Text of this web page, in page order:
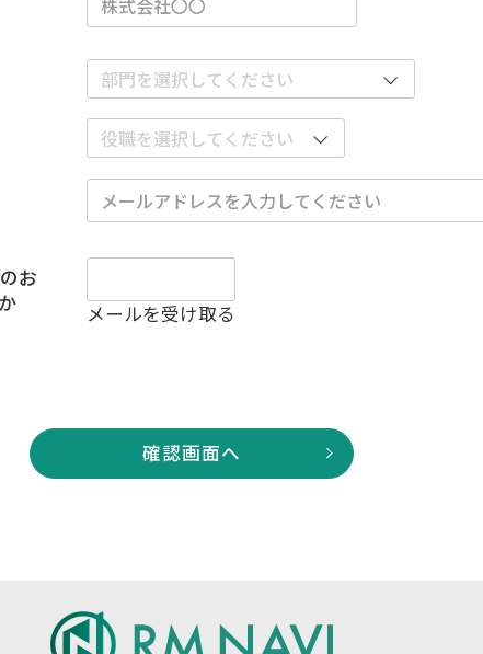
お
メールを受け取る
確認画面へ